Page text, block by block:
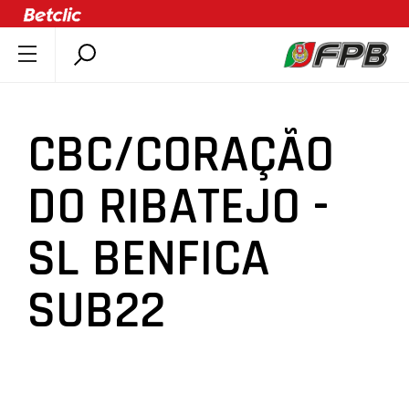
ÚLTIMAS
COMPETIÇÕES
ASSOCIAÇÕES
CLUBES
AGENTES
AGENDA
CBC/CORAÇÃO
DO RIBATEJO -
SL BENFICA
SUB22